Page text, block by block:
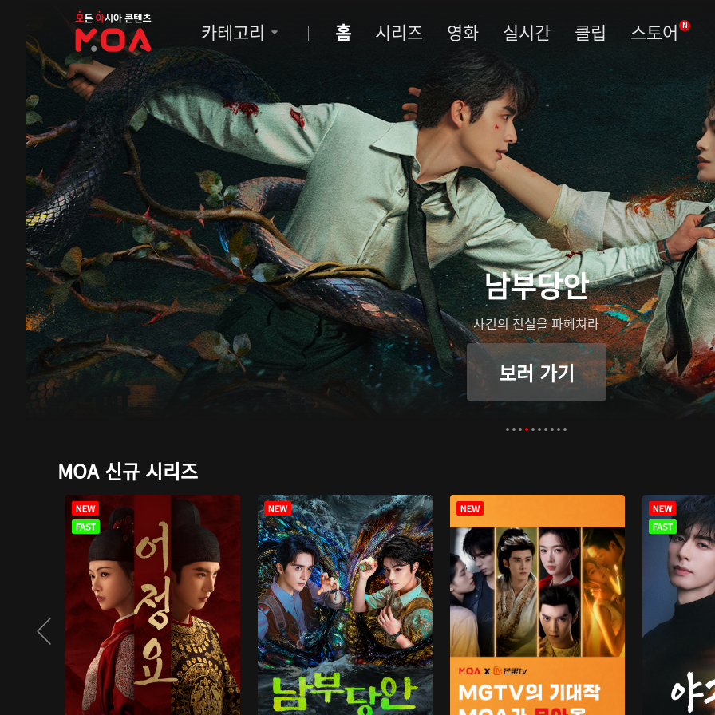
MOA
카테고리 홈 시리즈 영화 실시간 클립 스토어 N
남부당안
사건의 진실을 파헤쳐라
보러 가기
MOA 신규 시리즈